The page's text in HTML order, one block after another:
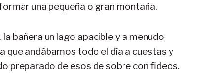
una pequeña o gran montaña.
bañera un lago apacible y a menudo
que andábamos todo el día a cuestas y
preparado de esos de sobre con fideos.